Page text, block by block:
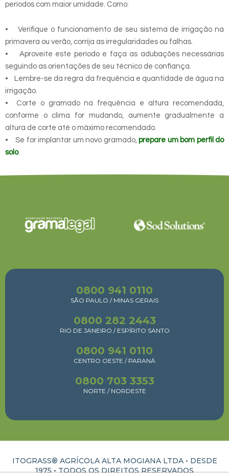
períodos com maior umidade. Como:
• Verifique o funcionamento de seu sistema de irrigação na
primavera ou verão, corrija as irregularidades ou falhas.
• Aproveite este período e faça as adubações necessárias
seguindo as orientações de seu técnico de confiança.
• Lembre-se da regra da frequência e quantidade de água na
irrigação.
• Corte o gramado na frequência e altura recomendada,
conforme o clima for mudando, aumente gradualmente a
altura de corte até o máximo recomendado.
• Se for implantar um novo gramado, prepare um bom perfil do
solo.
0800 941 0110
SÃO PAULO / MINAS GERAIS
0800 282 2443
RIO DE JANEIRO / ESPÍRITO SANTO
0800 941 0110
CENTRO OESTE / PARANÁ
0800 703 3353
NORTE / NORDESTE
ITOGRASS® AGRÍCOLA ALTA MOGIANA LTDA • DESDE
1975 •TODOS OS DIREITOS RESERVADOS